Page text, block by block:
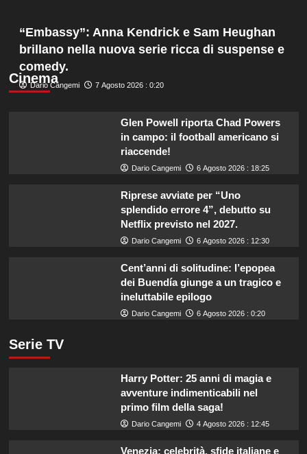
Cinema
“Embassy”: Anna Kendrick e Sam Heughan
brillano nella nuova serie ricca di suspense e
comedy.
Dario Cangemi 7 Agosto 2026 : 0:20
Glen Powell riporta Chad Powers
in campo: il football americano si
riaccende!
Dario Cangemi 6 Agosto 2026 : 18:25
Riprese avviate per “Uno
splendido errore 4”, debutto su
Netflix previsto nel 2027.
Dario Cangemi 6 Agosto 2026 : 12:30
Cent’anni di solitudine: l’epopea
dei Buendía giunge a un tragico e
ineluttabile epilogo
Dario Cangemi 6 Agosto 2026 : 0:20
Serie TV
Harry Potter: 25 anni di magia e
avventure indimenticabili nel
primo film della saga!
Dario Cangemi 4 Agosto 2026 : 12:45
Venezia: celebrità, sfide italiane e